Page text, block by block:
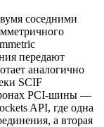
соседними
передают
аналогично
SCIF
PCI-шины —
API, где одна
а вторая